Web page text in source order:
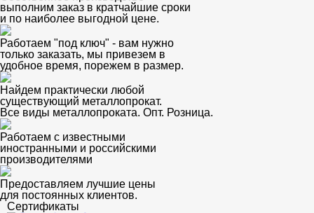
выполним заказ в кратчайшие сроки
и по наиболее выгодной цене.
Работаем "под ключ" - вам нужно
только заказать, мы привезем в
удобное время, порежем в размер.
Найдем практически любой
существующий металлопрокат.
Все виды металлопроката. Опт. Розница.
Работаем с известными
иностранными и российскими
производителями
Предоставляем лучшие цены
для постоянных клиентов.
Сертификаты